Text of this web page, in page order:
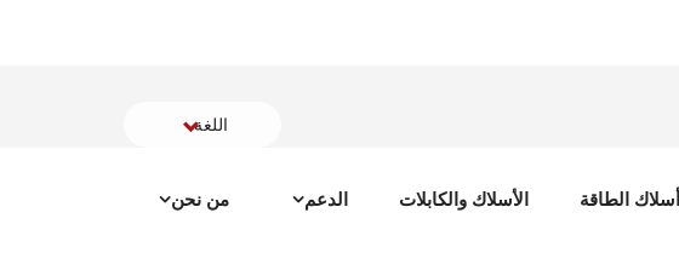
اللغة
أسلاك الطاقة الأسلاك والكابلات الدعم من نحن